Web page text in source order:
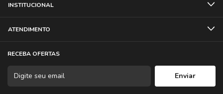
INSTITUCIONAL
ATENDIMENTO
RECEBA OFERTAS